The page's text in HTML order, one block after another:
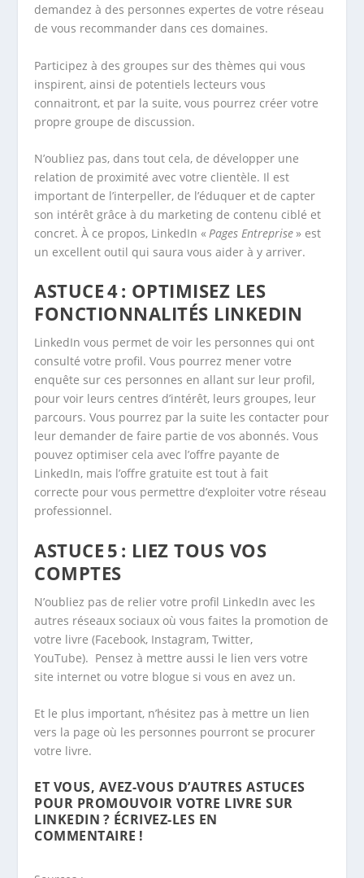
demandez à des personnes expertes de votre réseau
de vous recommander dans ces domaines.
Participez à des groupes sur des thèmes qui vous
inspirent, ainsi de potentiels lecteurs vous
connaitront, et par la suite, vous pourrez créer votre
propre groupe de discussion.
N’oubliez pas, dans tout cela, de développer une
relation de proximité avec votre clientèle. Il est
important de l’interpeller, de l’éduquer et de capter
son intérêt grâce à du marketing de contenu ciblé et
concret. À ce propos, LinkedIn «Pages Entreprise» est
un excellent outil qui saura vous aider à y arriver.
ASTUCE 4 : OPTIMISEZ LES
FONCTIONNALITÉS LINKEDIN
LinkedIn vous permet de voir les personnes qui ont
consulté votre profil. Vous pourrez mener votre
enquête sur ces personnes en allant sur leur profil,
pour voir leurs centres d’intérêt, leurs groupes, leur
parcours. Vous pourrez par la suite les contacter pour
leur demander de faire partie de vos abonnés. Vous
pouvez optimiser cela avec l’offre payante de
LinkedIn, mais l’offre gratuite est tout à fait
correcte pour vous permettre d’exploiter votre réseau
professionnel.
ASTUCE 5 : LIEZ TOUS VOS
COMPTES
N’oubliez pas de relier votre profil LinkedIn avec les
autres réseaux sociaux où vous faites la promotion de
votre livre (Facebook, Instagram, Twitter,
YouTube). Pensez à mettre aussi le lien vers votre
site internet ou votre blogue si vous en avez un.
Et le plus important, n’hésitez pas à mettre un lien
vers la page où les personnes pourront se procurer
votre livre.
ET VOUS, AVEZ-VOUS D’AUTRES ASTUCES
POUR PROMOUVOIR VOTRE LIVRE SUR
LINKEDIN ? ÉCRIVEZ-LES EN
COMMENTAIRE !